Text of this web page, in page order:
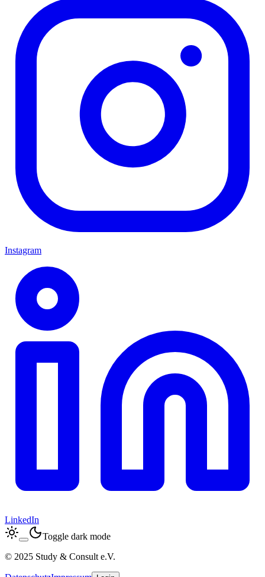
Instagram
LinkedIn
Toggle dark mode
© 2025 Study & Consult e.V.